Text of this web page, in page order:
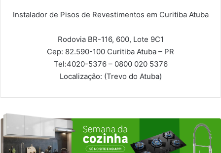
Instalador de Pisos de Revestimentos em Curitiba Atuba
Rodovia BR-116, 600, Lote 9C1
Cep: 82.590-100 Curitiba Atuba – PR
Tel:4020-5376 – 0800 020 5376
Localização: (Trevo do Atuba)